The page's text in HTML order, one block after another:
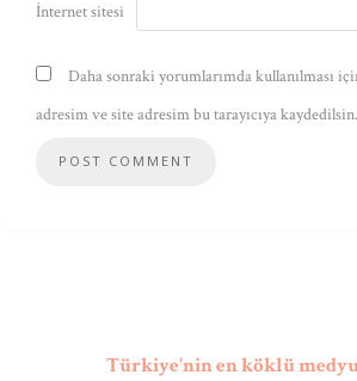
İnternet sitesi
Daha sonraki yorumlarımda kullanılması
adresim ve site adresim bu tarayıcıya kaydedilsin.
Türkiye'nin en köklü